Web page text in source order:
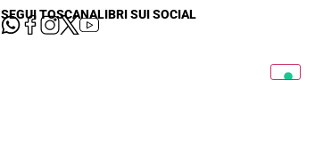
SEGUI TOSCANALIBRI SUI SOCIAL